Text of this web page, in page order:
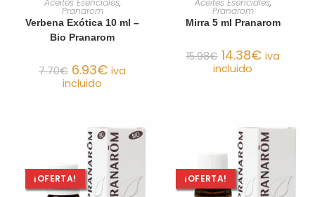
Pranarom
Verbena Exótica 10 ml –
Bio Pranarom
7.70€ 6.93€ iva
incluido
Pranarom
Mirra 5 ml Pranarom
15.98€ 14.38€ iva
incluido
¡OFERTA! ¡OFERTA!